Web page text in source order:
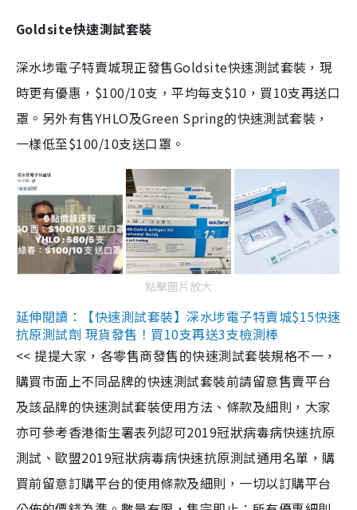
Goldsite快速測試套裝
深水埗電子特賣城現正發售Goldsite快速測試套裝，現
時更有優惠，$100/10支，平均每支$10，買10支再送口
罩。另外有售YHLO及Green Spring的快速測試套裝，
一樣低至$100/10支送口罩。
點擊圖片放大
延伸閱讀：【快速測試套裝】深水埗電子特賣城$15快速
抗原測試劑 現貨發售！買10支再送3支檢測棒
<< 提提大家，各零售商發售的快速測試套裝規格不一，
購買市面上不同品牌的快速測試套裝前請留意售賣平台
及該品牌的快速測試套裝使用方法、條款及細則，大家
亦可參考香港衞生署表列認可2019冠狀病毒病快速抗原
測試、歐盟2019冠狀病毒病快速抗原測試通用名單，購
買前留意訂購平台的使用條款及細則，一切以訂購平台